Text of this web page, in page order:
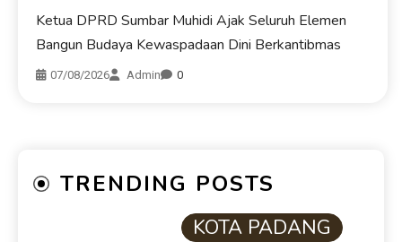
Ketua DPRD Sumbar Muhidi Ajak Seluruh Elemen
Bangun Budaya Kewaspadaan Dini Berkantibmas
07/08/2026 Admin 0
TRENDING POSTS
KOTA PADANG